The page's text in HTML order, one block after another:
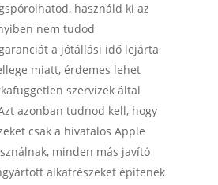
használd ki az
nem tudod
a jótállási idő lejárta
miatt, érdemes lehet
szervizek által
azonban tudnod kell, hogy
csak a hivatalos Apple
minden más javító
alkatrészeket építenek